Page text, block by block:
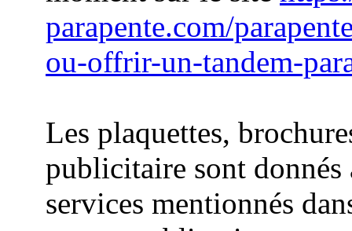
parapente.com/
ou-offrir-un-tandem-
Les plaquettes,
publicitaire sont
services mentionnés